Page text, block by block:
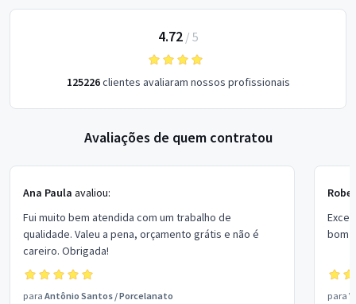
4.72/ 5
125226clientes avaliaram nossos profissionais
Avaliações de quem contratou
Ana Paula avaliou:
Fui muito bem atendida com um trabalho de
qualidade. Valeu a pena, orçamento grátis e não é
careiro. Obrigada!
para Antônio Santos /Porcelanato
bom
para